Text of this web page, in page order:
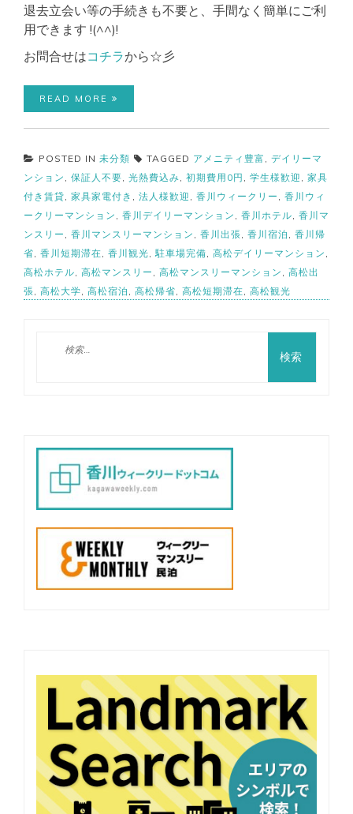
退去立会い等の手続きも不要と、手間なく簡単にご利
用できます !(^^)!
お問合せはコチラから☆彡
READ MORE
POSTED IN 未分類 TAGGED アメニティ豊富
デイリーマ
ンション
保証人不要 光熱費込み 初期費用0円 学生様歓迎
家具
付き賃貸 家具家電付き 法人様歓迎 香川ウィークリー
香川ウィ
ークリーマンション
香川デイリーマンション 香川ホテル 香川マ
ンスリー
香川マンスリーマンション 香川出張 香川宿泊
香川帰
省 香川短期滞在 香川観光 駐車場完備 高松デイリーマンション
高松ホテル 高松マンスリー 高松マンスリーマンション
高松出
張 高松大学 高松宿泊 高松帰省 高松短期滞在 高松観光